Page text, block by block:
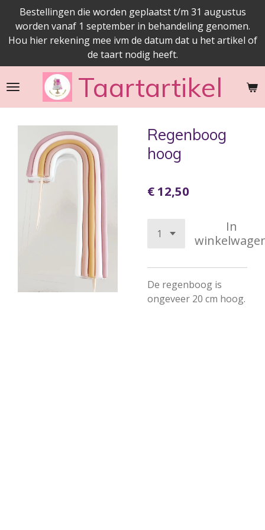
direct
naar
hoofdinhoud
Taartartikel
Bestellingen die worden geplaatst t/m 31 augustus
worden vanaf 1 september in behandeling genomen.
Hou hier rekening mee ivm de datum dat u het artikel of
de taart nodig heeft.
Regenboog
hoog
€ 12,50
In
De regenboog is
ongeveer 20 cm hoog.